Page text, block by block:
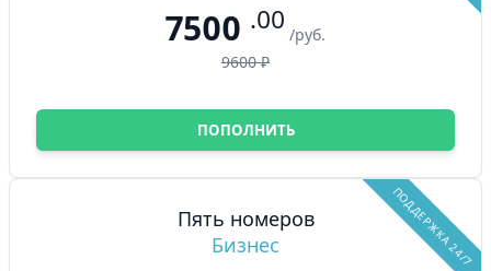
7500 .00 /руб.
9600 ₽
ПОПОЛНИТЬ
ПОДДЕРЖКА 24/7
Пять номеров
Бизнес